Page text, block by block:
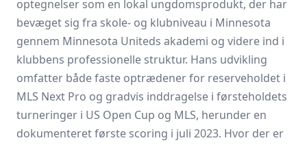
optegnelser som en lokal ungdomsprodukt, der har
bevæget sig fra skole- og klubniveau i Minnesota
gennem Minnesota Uniteds akademi og videre ind i
klubbens professionelle struktur. Hans udvikling
omfatter både faste optrædener for reserveholdet i
MLS Next Pro og gradvis inddragelse i førsteholdets
turneringer i US Open Cup og MLS, herunder en
dokumenteret første scoring i juli 2023. Hvor der er